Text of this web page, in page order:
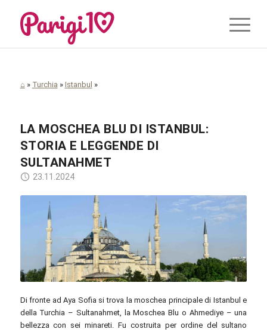
⌂ » Turchia » Istanbul »
LA MOSCHEA BLU DI ISTANBUL:
STORIA E LEGGENDE DI
SULTANAHMET
23.11.2024
AXP Photography / pexels.com
Di fronte ad Aya Sofia si trova la moschea principale di Istanbul e
della Turchia – Sultanahmet, la Moschea Blu o Ahmediye – una
bellezza con sei minareti. Fu costruita per ordine del sultano